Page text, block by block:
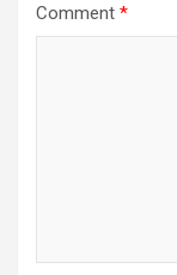
Comment *